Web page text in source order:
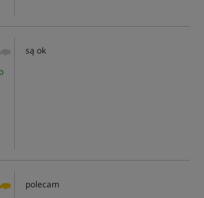
są ok
polecam